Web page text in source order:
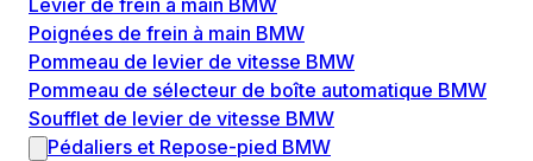
Levier de frein à main BMW
Poignées de frein à main BMW
Pommeau de levier de vitesse BMW
Pommeau de sélecteur de boîte automatique BMW
Soufflet de levier de vitesse BMW
Pédaliers et Repose-pied BMW